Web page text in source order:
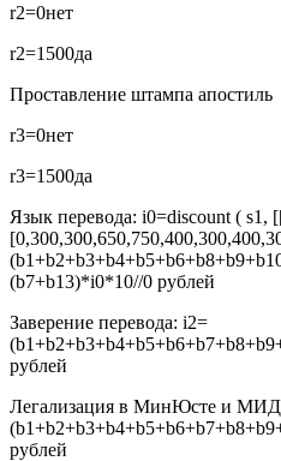
r2=0нет
r2=1500да
Проставление штампа апостиль
r3=0нет
r3=1500да
Язык перевода: i0=discount ( s1,
(b7+b13)*i0*10//0 рублей
Заверение перевода: i2=
рублей
Легализация в МинЮсте и
рублей